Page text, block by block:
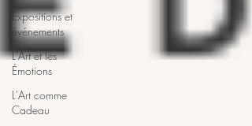
Expositions et
événements
L'Art et les
Émotions
L'Art comme
Cadeau